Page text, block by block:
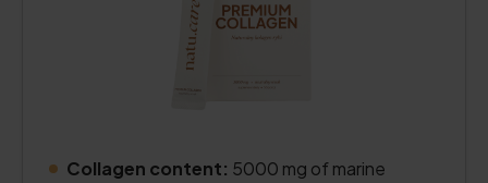
Collagen content: 5000 mg of marine